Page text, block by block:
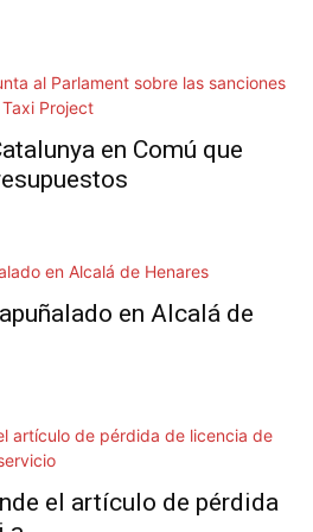
en Comú que
en Alcalá de
el artículo de pérdida